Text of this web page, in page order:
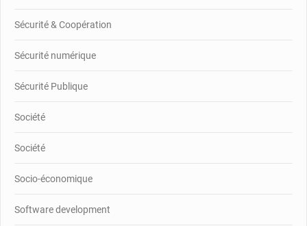
Sécurité & Coopération
Sécurité numérique
Sécurité Publique
Société
Société
Socio-économique
Software development